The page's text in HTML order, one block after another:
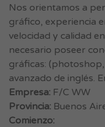
Nos orientamos a
gráfico, experiencia
velocidad y calidad
necesario poseer
gráficas:
avanzado de inglés.
Empresa: F/C WW
Provincia: Buenos
Comienzo: